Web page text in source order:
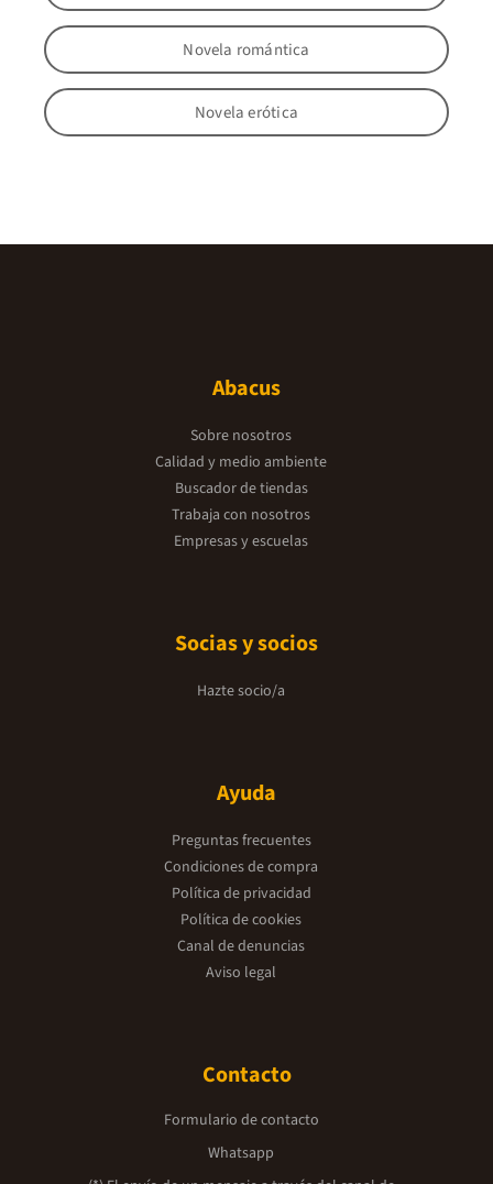
Novela romántica
Novela erótica
Abacus
Sobre nosotros
Calidad y medio ambiente
Buscador de tiendas
Trabaja con nosotros
Empresas y escuelas
Socias y socios
Hazte socio/a
Ayuda
Preguntas frecuentes
Condiciones de compra
Política de privacidad
Política de cookies
Canal de denuncias
Aviso legal
Contacto
Formulario de contacto
Whatsapp